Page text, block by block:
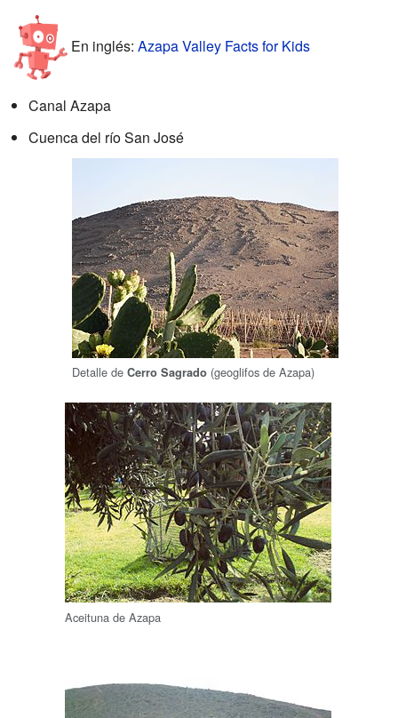
En inglés: Azapa Valley Facts for Kids
Canal Azapa
Cuenca del río San José
Detalle de Cerro Sagrado (geoglifos de Azapa)
Aceituna de Azapa